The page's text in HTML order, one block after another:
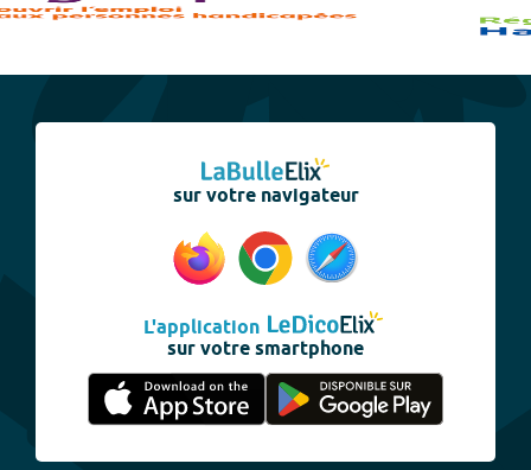
sur votre navigateur
L'application
sur votre smartphone